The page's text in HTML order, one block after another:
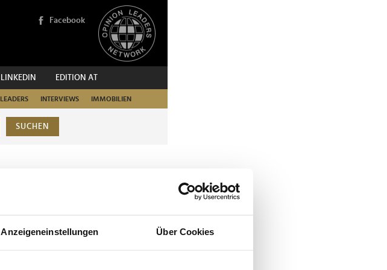
Anzeigeneinstellungen Über Cookies
Facebook
LINKEDIN EDITION AT
LEADERS INTERVIEWS IMMOBILIEN
SUCHEN